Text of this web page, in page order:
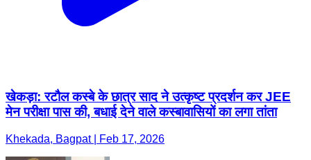
खेकड़ा: रटौल कस्बे के छात्र साद ने उत्कृष्ट प्रदर्शन कर JEE
मेन परीक्षा पास की, बधाई देने वाले कस्बावासियों का लगा तांता
Khekada, Bagpat | Feb 17, 2026